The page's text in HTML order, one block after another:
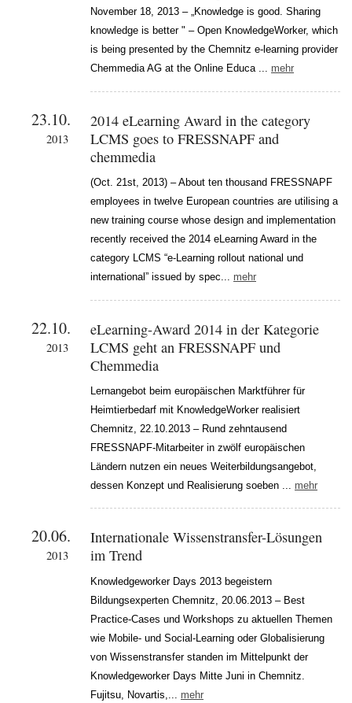
November 18, 2013 – „Knowledge is good. Sharing
knowledge is better " – Open KnowledgeWorker, which
is being presented by the Chemnitz e-learning provider
Chemmedia AG at the Online Educa ... mehr
23.10.
2013
2014 eLearning Award in the category
LCMS goes to FRESSNAPF and
chemmedia
(Oct. 21st, 2013) – About ten thousand FRESSNAPF
employees in twelve European countries are utilising a
new training course whose design and implementation
recently received the 2014 eLearning Award in the
category LCMS “e-Learning rollout national und
international” issued by spec... mehr
22.10.
2013
eLearning-Award 2014 in der Kategorie
LCMS geht an FRESSNAPF und
Chemmedia
Lernangebot beim europäischen Marktführer für
Heimtierbedarf mit KnowledgeWorker realisiert
Chemnitz, 22.10.2013 – Rund zehntausend
FRESSNAPF-Mitarbeiter in zwölf europäischen
Ländern nutzen ein neues Weiterbildungsangebot,
dessen Konzept und Realisierung soeben ... mehr
20.06.
2013
Internationale Wissenstransfer-Lösungen
im Trend
Knowledgeworker Days 2013 begeistern
Bildungsexperten Chemnitz, 20.06.2013 – Best
Practice-Cases und Workshops zu aktuellen Themen
wie Mobile- und Social-Learning oder Globalisierung
von Wissenstransfer standen im Mittelpunkt der
Knowledgeworker Days Mitte Juni in Chemnitz.
Fujitsu, Novartis,... mehr